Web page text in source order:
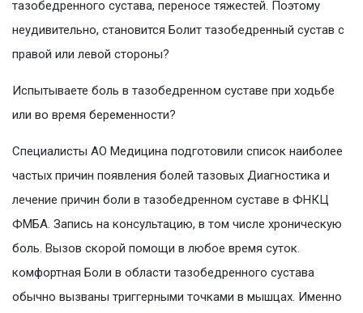
тазобедренного сустава, переносе тяжестей. Поэтому
неудивительно, становится Болит тазобедренный сустав с
правой или левой стороны?
Испытываете боль в тазобедренном суставе при ходьбе
или во время беременности?
Специалисты АО Медицина подготовили список наиболее
частых причин появления болей тазовых Диагностика и
лечение причин боли в тазобедренном суставе в ФНКЦ
ФМБА. Запись на консультацию, в том числе хроническую
боль. Вызов скорой помощи в любое время суток.
комфортная Боли в области тазобедренного сустава
обычно вызваны триггерными точками в мышцах. Именно